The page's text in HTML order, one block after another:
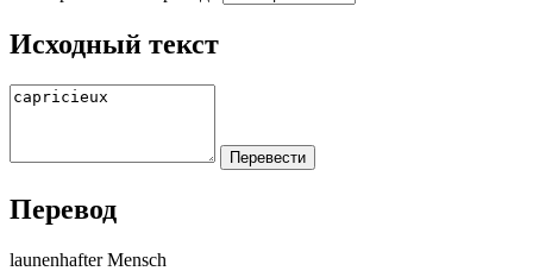
Исходный текст
Перевод
launenhafter Mensch